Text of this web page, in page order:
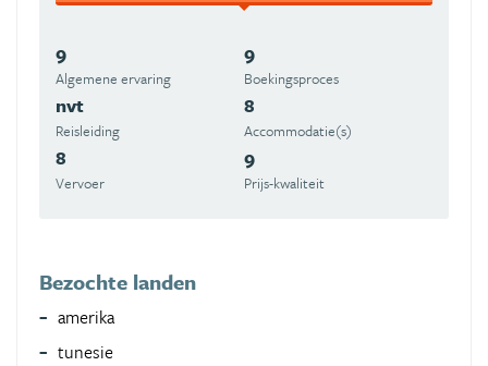
9
Algemene ervaring
9
Boekingsproces
nvt
Reisleiding
8
Accommodatie(s)
8
Vervoer
9
Prijs-kwaliteit
Bezochte landen
amerika
tunesie